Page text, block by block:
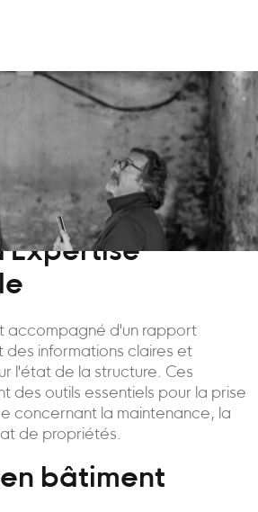
accompagné d'un rapport
des informations claires et
l'état de la structure. Ces
des outils essentiels pour la prise
concernant la maintenance, la
de propriétés.
bâtiment